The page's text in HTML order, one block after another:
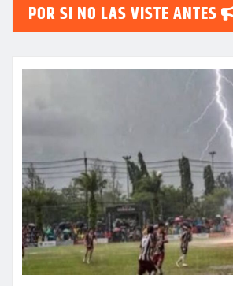
POR SI NO LAS VISTE ANTES